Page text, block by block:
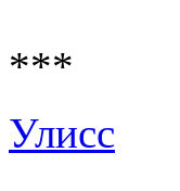
***
Улисс